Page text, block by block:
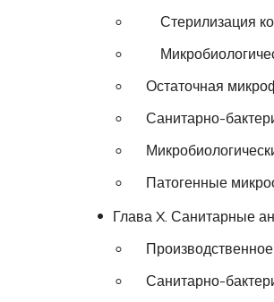
Стерилизация
Остаточная
Санитарно-
Патогенные
Глава X. Санитарные
Санитарно-